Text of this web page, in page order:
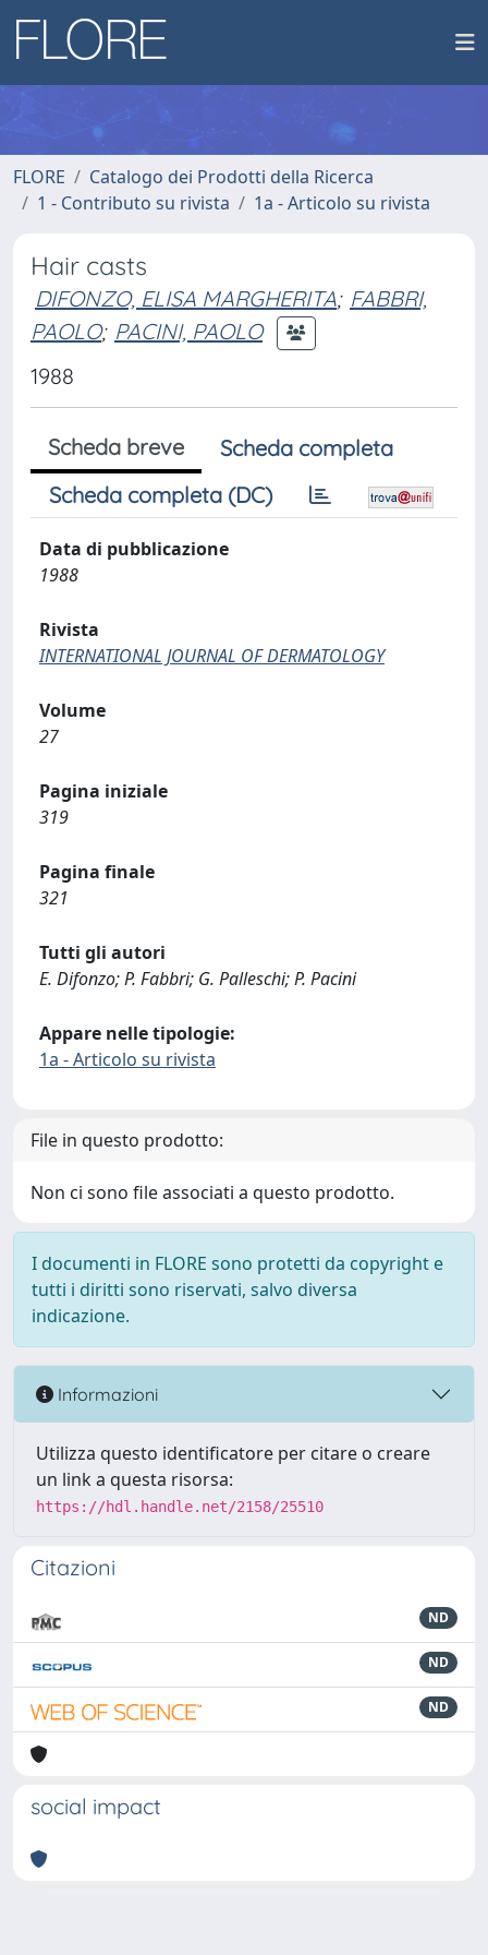
FLORE
Catalogo dei Prodotti della Ricerca
1 - Contributo su rivista
1a - Articolo su rivista
Hair casts
DIFONZO, ELISA MARGHERITA; FABBRI,
PAOLO; PACINI, PAOLO
1988
Scheda breve
Scheda completa
Scheda completa (DC)
Data di pubblicazione
1988
Rivista
INTERNATIONAL JOURNAL OF DERMATOLOGY
Volume
27
Pagina iniziale
319
Pagina finale
321
Tutti gli autori
E. Difonzo; P. Fabbri; G. Palleschi; P. Pacini
Appare nelle tipologie:
1a - Articolo su rivista
File in questo prodotto:
Non ci sono file associati a questo prodotto.
I documenti in FLORE sono protetti da copyright e
tutti i diritti sono riservati, salvo diversa
indicazione.
Informazioni
Utilizza questo identificatore per citare o creare
un link a questa risorsa:
https://hdl.handle.net/2158/25510
Citazioni
ND
ND
ND
social impact